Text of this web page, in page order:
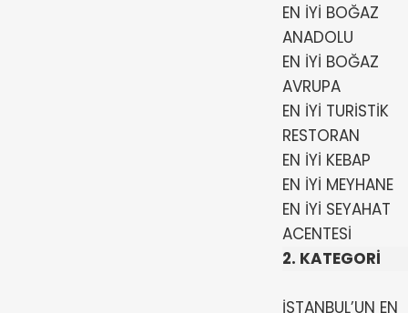
EN İYİ BOĞAZ
ANADOLU
EN İYİ BOĞAZ
AVRUPA
EN İYİ TURİSTİK
RESTORAN
EN İYİ KEBAP
EN İYİ MEYHANE
EN İYİ SEYAHAT
ACENTESİ
2. KATEGORİ
İSTANBUL’UN EN